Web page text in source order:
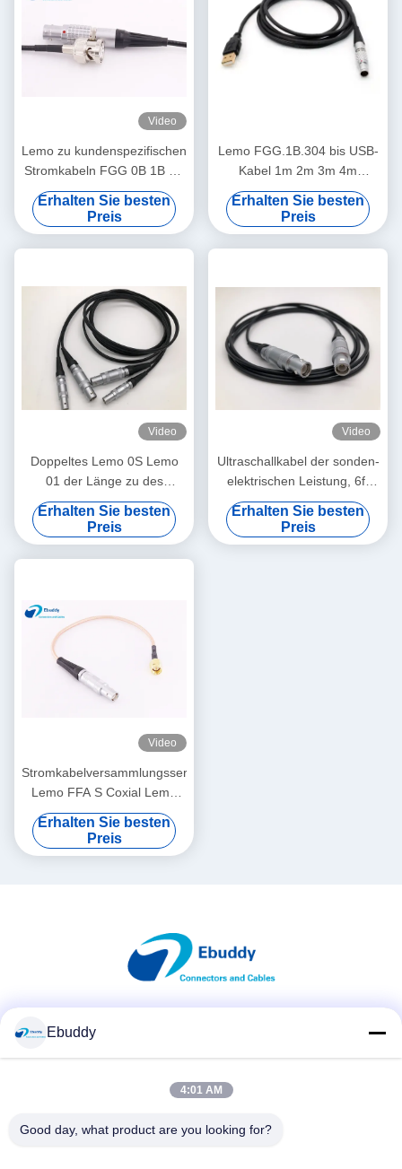
Video
Lemo zu kundenspezifischen
Stromkabeln FGG 0B 1B 2B
3B BNC zu BNC-Mann und
zum weiblichen Kabel
Erhalten Sie besten
Preis
Lemo FGG.1B.304 bis USB-
Kabel 1m 2m 3m 4m
benutzerdefinierte Länge
OEM-Datenkabel
Erhalten Sie besten
Preis
Video
Doppeltes Lemo 0S Lemo
01 der Länge zu des
Gewohnheits-Kabel-6ft für
Ultraschallsonde
Erhalten Sie besten
Preis
Video
Ultraschallkabel der sonden-
elektrischen Leistung, 6ft
kundenspezifische
koaxialkabel
Erhalten Sie besten
Preis
Video
Stromkabelversammlungsservice
Lemo FFA S Coxial Lemo
kundenspezifischer Mann zu
SMA Rf-Kabel
Erhalten Sie besten
Preis
Ebuddy
4:01 AM
Good day, what product are you looking for?